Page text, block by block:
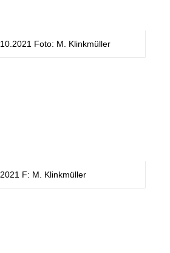
Foto: M. Klinkmüller
F: M. Klinkmüller